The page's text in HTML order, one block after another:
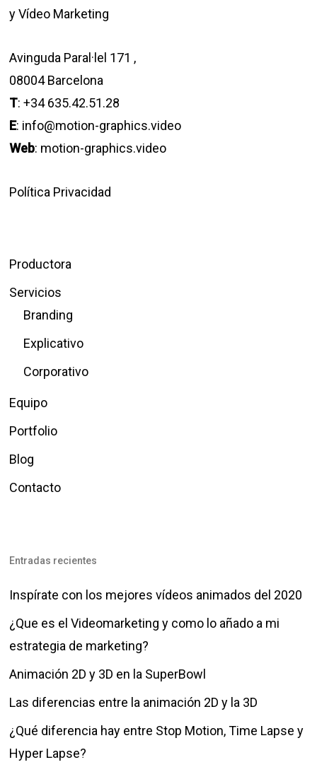
y Vídeo Marketing
Avinguda Paral·lel 171 ,
08004 Barcelona
T:+34 635.42.51.28
E: info@motion-graphics.video
Web: motion-graphics.video
Política Privacidad
Productora
Servicios
Branding
Explicativo
Corporativo
Equipo
Portfolio
Blog
Contacto
Entradas recientes
Inspírate con los mejores vídeos animados del 2020
¿Que es el Videomarketing y como lo añado a mi
estrategia de marketing?
Animación 2D y 3D en la SuperBowl
Las diferencias entre la animación 2D y la 3D
¿Qué diferencia hay entre Stop Motion, Time Lapse y
Hyper Lapse?